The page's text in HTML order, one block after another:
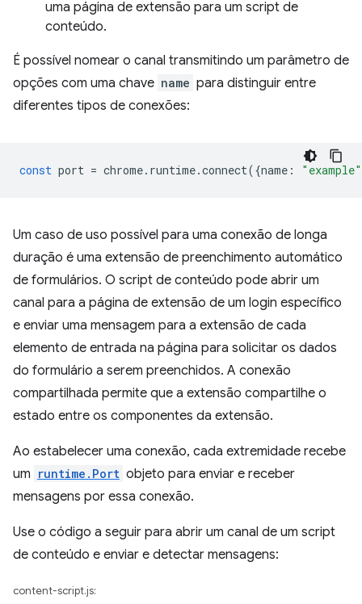
uma página de extensão para um script de
conteúdo.
É possível nomear o canal transmitindo um parâmetro de
opções com uma chave name para distinguir entre
diferentes tipos de conexões:
const port = chrome. runtime.connect({name : "example"
Um caso de uso possível para uma conexão de longa
duração é uma extensão de preenchimento automático
de formulários. O script de conteúdo pode abrir um
canal para a página de extensão de um login específico
e enviar uma mensagem para a extensão de cada
elemento de entrada na página para solicitar os dados
do formulário a serem preenchidos. A conexão
compartilhada permite que a extensão compartilhe o
estado entre os componentes da extensão.
Ao estabelecer uma conexão, cada extremidade recebe
um runtime.Port objeto para enviar e receber
mensagens por essa conexão.
Use o código a seguir para abrir um canal de um script
de conteúdo e enviar e detectar mensagens:
content-script.js: